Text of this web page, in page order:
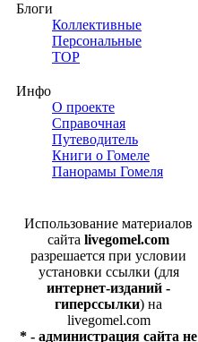
Блоги
Коллективные
Персональные
TOP
Инфо
О проекте
Справочная
Путеводитель
Книги о Гомеле
Панорамы Гомеля
Использование материалов
сайта livegomel.com
разрешается при условии
установки ссылки (для
интернет-изданий -
гиперссылки) на
livegomel.com
* - администрация сайта не